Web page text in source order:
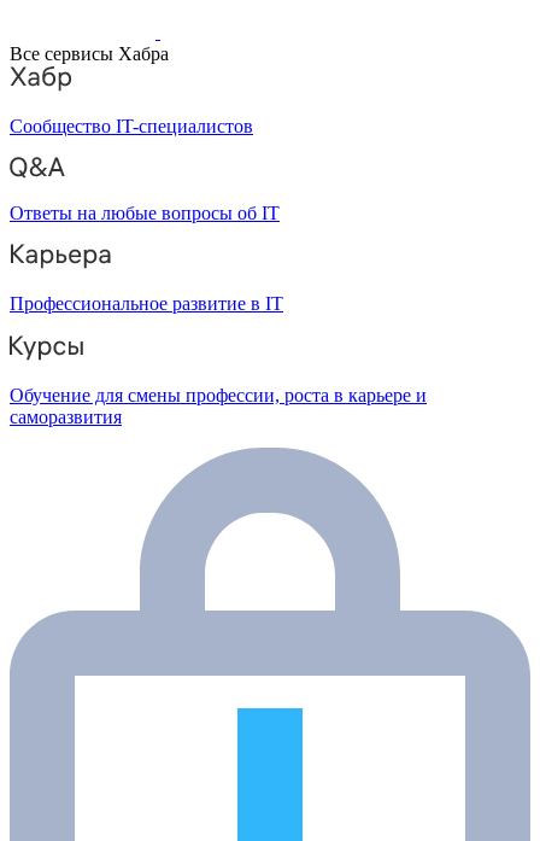
Все сервисы Хабра
Сообщество IT-специалистов
Ответы на любые вопросы об IT
Профессиональное развитие в IT
Обучение для смены профессии, роста в карьере и
саморазвития